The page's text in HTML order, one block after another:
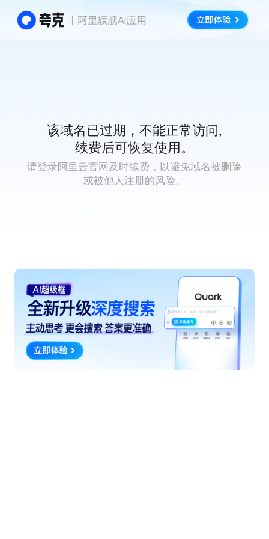
该域名已过期，不能正常访问,
续费后可恢复使用。
请登录阿里云官网及时续费，以避免域名被删除
或被他人注册的风险。